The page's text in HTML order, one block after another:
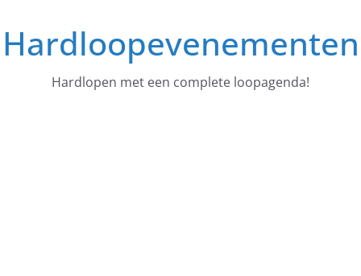
naar
deHardloopevenementen
Hardlopen met een complete loopagenda!